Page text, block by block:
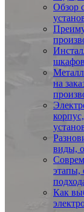
Обзор
шкафов
на
виды,
этапы,
Как